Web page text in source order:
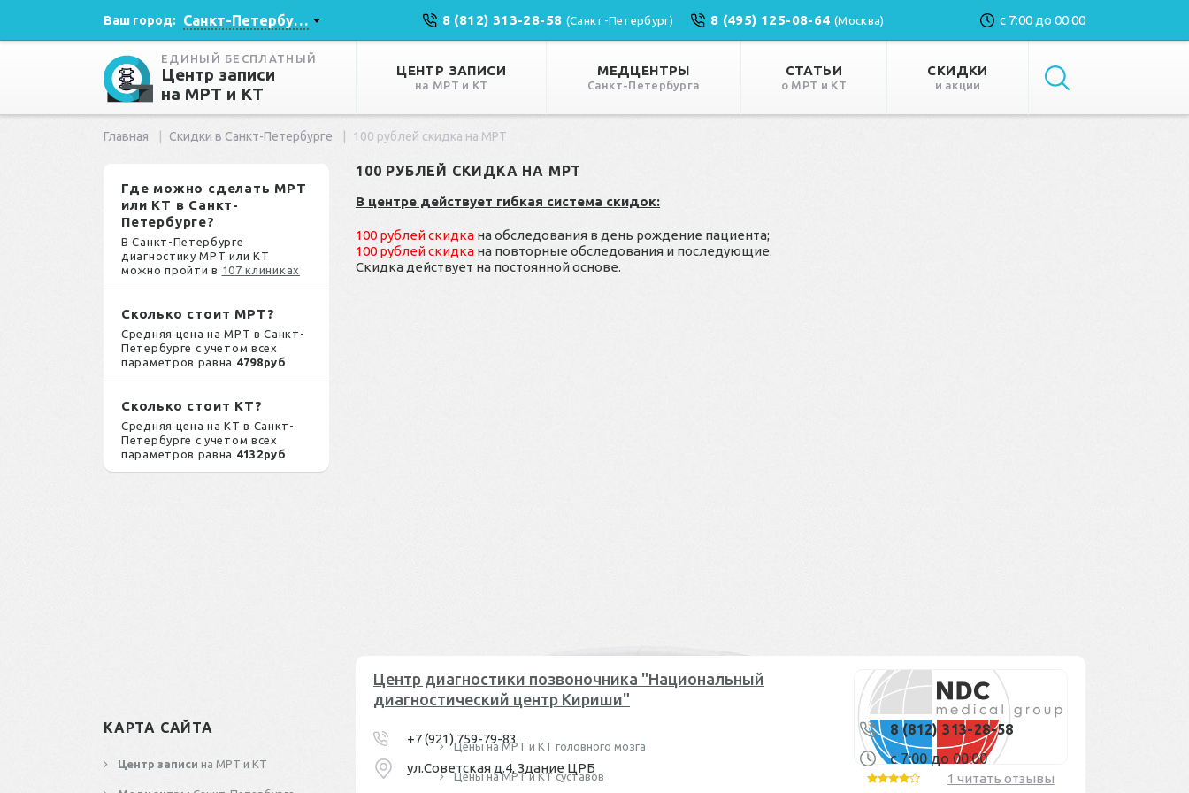
Ваш город: Санкт-Петербург 8 (812) 313-28-58 (Санкт-Петербург) 8 (495) 125-08-64(Москва) с 7:00 до 00:00
ЕДИНЫЙ БЕСПЛАТНЫЙ
Центр записи
на МРТ и КТ
ЦЕНТР ЗАПИСИ
на МРТ и КТ
МЕДЦЕНТРЫ
Санкт-Петербурга
СТАТЬИ
о МРТ и КТ
СКИДКИ
и акции
Главная Скидки в Санкт-Петербурге 100 рублей скидка на МРТ
Где можно сделать МРТ
или КТ в Санкт-
Петербурге?
В Санкт-Петербурге
диагностику МРТ или КТ
можно пройти в 107 клиниках
Сколько стоит МРТ?
Средняя цена на МРТ в Санкт-
Петербурге с учетом всех
параметров равна 4798руб
Сколько стоит КТ?
Средняя цена на КТ в Санкт-
Петербурге с учетом всех
параметров равна 4132руб
100 РУБЛЕЙ СКИДКА НА МРТ
В центре действует гибкая система скидок:
100 рублей скидка на обследования в день рождение пациента;
100 рублей скидка на повторные обследования и последующие.
Скидка действует на постоянной основе.
Центр диагностики позвоночника "Национальный
диагностический центр Кириши"
+7 (921) 759-79-83
ул.Советская д.4, Здание ЦРБ
1 читать отзывы
КАРТА САЙТА
Центр записи на МРТ и КТ
Цены на МРТ и КТ головного мозга
Цены на МРТ и КТ суставов
8 (812) 313-28-58
с 7:00 до 00:00